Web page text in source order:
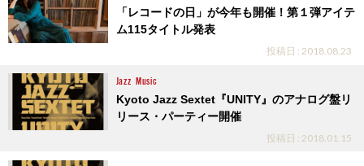
「レコードの日」が今年も開催！第１弾アイテ
ム115タイトル発表
投稿日 : 2018.08.23
Jazz Music
Kyoto Jazz Sextet『UNITY』のアナログ盤リ
リース・パーティー開催
投稿日 : 2018.01.15